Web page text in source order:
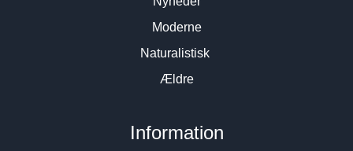
Moderne
Naturalistisk
Ældre
Information